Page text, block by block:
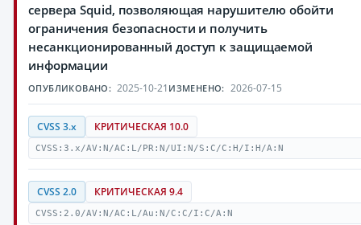
сервера Squid, позволяющая нарушителю обойти
ограничения безопасности и получить
несанкционированный доступ к защищаемой
информации
ОПУБЛИКОВАНО: 2025-10-21 ИЗМЕНЕНО: 2026-07-15
CVSS 3.x КРИТИЧЕСКАЯ 10.0
CVSS:3.x/AV:N/AC:L/PR:N/UI:N/S:C/C:H/I:H/A:N
CVSS 2.0 КРИТИЧЕСКАЯ 9.4
CVSS:2.0/AV:N/AC:L/Au:N/C:C/I:C/A:N